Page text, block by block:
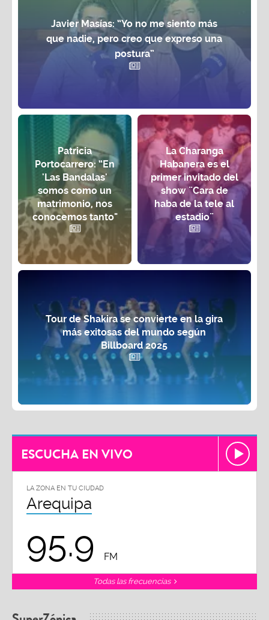
Javier Masías: “Yo no me siento más
que nadie, pero creo que expreso una
postura”
Patricia
Portocarrero: “En
'Las Bandalas'
somos como un
matrimonio, nos
conocemos tanto"
La Charanga
Habanera es el
primer invitado del
show ¨Cara de
haba de la tele al
estadio¨
Tour de Shakira se convierte en la gira
más exitosas del mundo según
Billboard 2025
ESCUCHA EN VIVO
LA ZONA EN TU CIUDAD
Arequipa
95.9 FM
Todas las frecuencias